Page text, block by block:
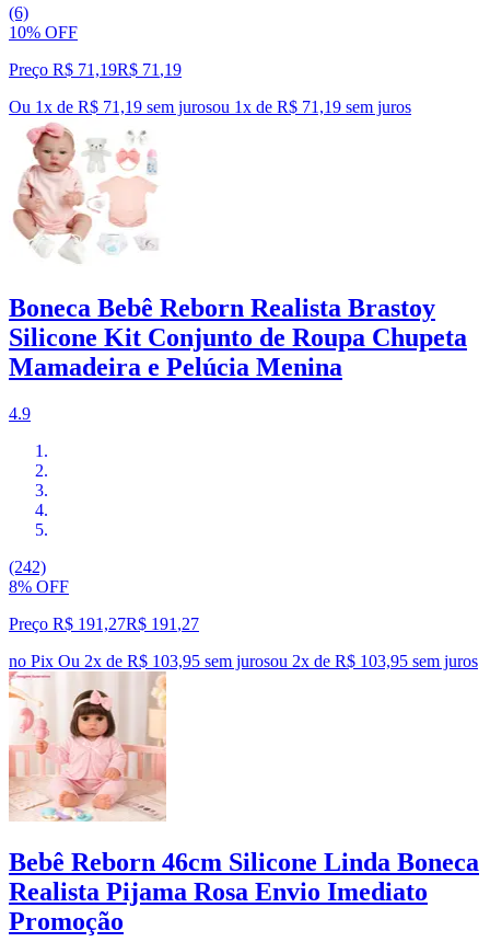
(6)
10% OFF
Preço R$ 71,19R$ 71 ,19
Ou 1x de R$ 71,19 sem jurosou 1x de R$ 71,19 sem juros
Boneca Bebê Reborn Realista Brastoy
Silicone Kit Conjunto de Roupa Chupeta
Mamadeira e Pelúcia Menina
4.9
(242)
8% OFF
Preço R$ 191,27R$ 191 ,27
no Pix Ou 2x de R$ 103,95 sem jurosou 2x de R$ 103,95 sem juros
Bebê Reborn 46cm Silicone Linda Boneca
Realista Pijama Rosa Envio Imediato
Promoção